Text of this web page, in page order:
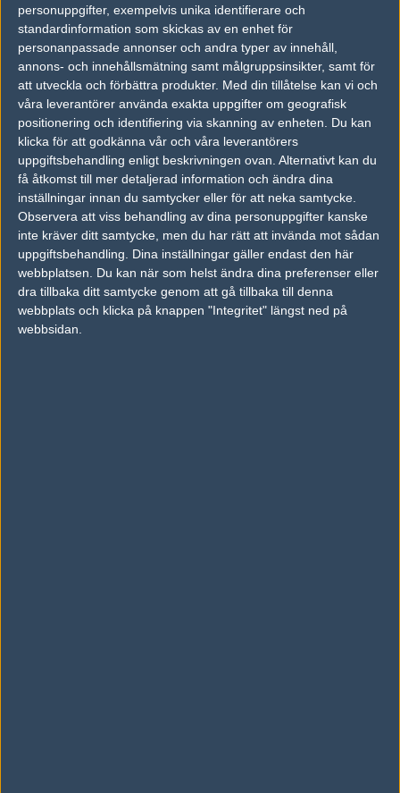
personuppgifter, exempelvis unika identifierare och
standardinformation som skickas av en enhet för
personanpassade annonser och andra typer av innehåll,
annons- och innehållsmätning samt målgruppsinsikter, samt för
att utveckla och förbättra produkter. Med din tillåtelse kan vi och
våra leverantörer använda exakta uppgifter om geografisk
positionering och identifiering via skanning av enheten. Du kan
klicka för att godkänna vår och våra leverantörers
uppgiftsbehandling enligt beskrivningen ovan. Alternativt kan du
få åtkomst till mer detaljerad information och ändra dina
inställningar innan du samtycker eller för att neka samtycke.
Observera att viss behandling av dina personuppgifter kanske
inte kräver ditt samtycke, men du har rätt att invända mot sådan
uppgiftsbehandling. Dina inställningar gäller endast den här
webbplatsen. Du kan när som helst ändra dina preferenser eller
dra tillbaka ditt samtycke genom att gå tillbaka till denna
webbplats och klicka på knappen "Integritet" längst ned på
webbsidan.
#5 impUlse
Old School
2004-05-21 13:52
EYE
#6 adlerz0ri__ ♥
Old School
2004-05-21 13:52
Du har satsat 1607 bite(s) på EYE!
#7adlerz0ri__ ♥
Old School
2004-05-21 13:59
1
Vart stod HLTV ip? :S